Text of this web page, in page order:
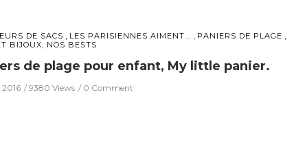
DE SACS LES PARISIENNES AIMENT... PANIERS DE PLAGE
BIJOUX, NOS BESTS
de plage pour enfant, My little panier.
9380 Views 0 Comment